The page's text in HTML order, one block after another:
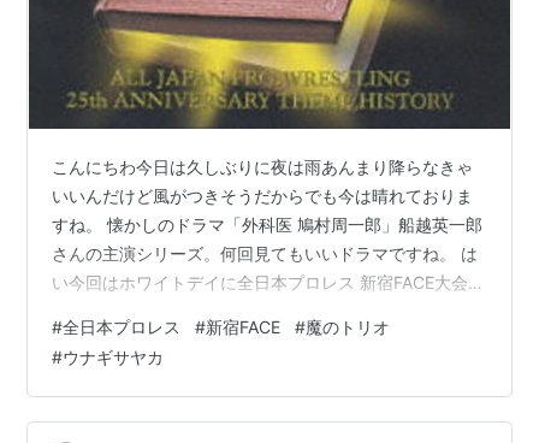
こんにちわ今日は久しぶりに夜は雨あんまり降らなきゃ
いいんだけど風がつきそうだからでも今は晴れておりま
すね。 懐かしのドラマ「外科医 鳩村周一郎」船越英一郎
さんの主演シリーズ。何回見てもいいドラマですね。 は
い今回はホワイトデイに全日本プロレス 新宿FACE大会！
シタツ 【2023.3.14 新宿】魔のトリオの前に立ちはだか
るのはウナギサヤカ選手率いるSAKI選手とヨシタツ選手
そして入場曲がまさかのコズエン？そしてコズエンダン
ス。ヨシタツ選手がコズエンダンス全日本の会場でコズ
#全日本プロレス #新宿FACE #魔のトリオ
#ウナギサヤカ